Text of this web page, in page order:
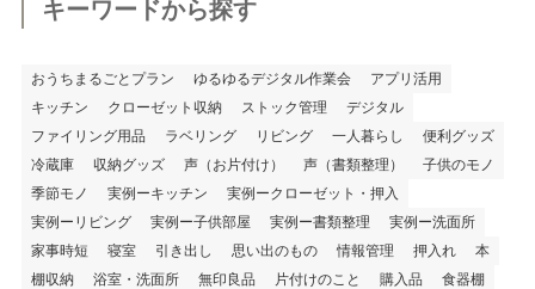
キーワードから探す
おうちまるごとプラン ゆるゆるデジタル作業会
アプリ活用
キッチン
クローゼット収納 ストック管理
デジタル
ファイリング用品
ラベリング リビング 一人暮らし
便利グッズ
冷蔵庫
収納グッズ 声（お片付け） 声（書類整理）
子供のモノ
季節モノ
実例ーキッチン
実例ークローゼット・押入
実例ーリビング
実例ー子供部屋 実例ー書類整理
実例ー洗面所
家事時短
寝室 引き出し 思い出のもの 情報管理 押入れ
本
棚収納
浴室・洗面所 無印良品 片付けのこと 購入品
食器棚